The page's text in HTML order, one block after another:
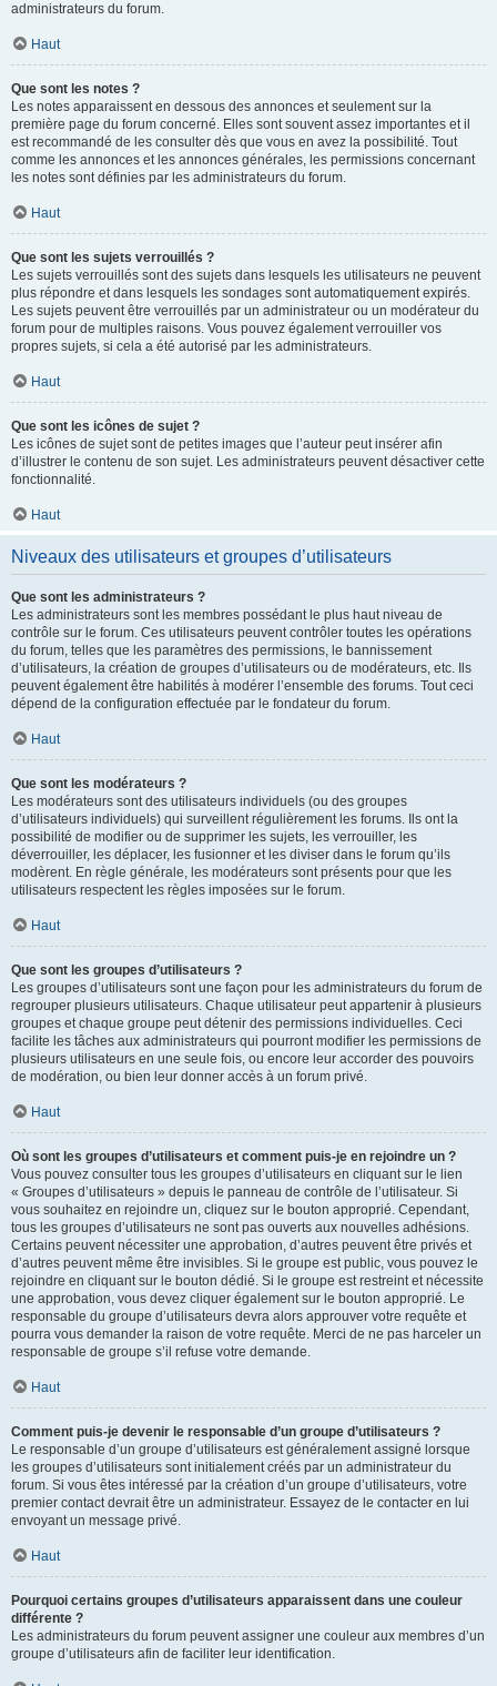
administrateurs du forum.
Haut
Que sont les notes ?
Les notes apparaissent en dessous des annonces et seulement sur la
première page du forum concerné. Elles sont souvent assez importantes et il
est recommandé de les consulter dès que vous en avez la possibilité. Tout
comme les annonces et les annonces générales, les permissions concernant
les notes sont définies par les administrateurs du forum.
Haut
Que sont les sujets verrouillés ?
Les sujets verrouillés sont des sujets dans lesquels les utilisateurs ne peuvent
plus répondre et dans lesquels les sondages sont automatiquement expirés.
Les sujets peuvent être verrouillés par un administrateur ou un modérateur du
forum pour de multiples raisons. Vous pouvez également verrouiller vos
propres sujets, si cela a été autorisé par les administrateurs.
Haut
Que sont les icônes de sujet ?
Les icônes de sujet sont de petites images que l’auteur peut insérer afin
d’illustrer le contenu de son sujet. Les administrateurs peuvent désactiver cette
fonctionnalité.
Haut
Niveaux des utilisateurs et groupes d’utilisateurs
Que sont les administrateurs ?
Les administrateurs sont les membres possédant le plus haut niveau de
contrôle sur le forum. Ces utilisateurs peuvent contrôler toutes les opérations
du forum, telles que les paramètres des permissions, le bannissement
d’utilisateurs, la création de groupes d’utilisateurs ou de modérateurs, etc. Ils
peuvent également être habilités à modérer l’ensemble des forums. Tout ceci
dépend de la configuration effectuée par le fondateur du forum.
Haut
Que sont les modérateurs ?
Les modérateurs sont des utilisateurs individuels (ou des groupes
d’utilisateurs individuels) qui surveillent régulièrement les forums. Ils ont la
possibilité de modifier ou de supprimer les sujets, les verrouiller, les
déverrouiller, les déplacer, les fusionner et les diviser dans le forum qu’ils
modèrent. En règle générale, les modérateurs sont présents pour que les
utilisateurs respectent les règles imposées sur le forum.
Haut
Que sont les groupes d’utilisateurs ?
Les groupes d’utilisateurs sont une façon pour les administrateurs du forum de
regrouper plusieurs utilisateurs. Chaque utilisateur peut appartenir à plusieurs
groupes et chaque groupe peut détenir des permissions individuelles. Ceci
facilite les tâches aux administrateurs qui pourront modifier les permissions de
plusieurs utilisateurs en une seule fois, ou encore leur accorder des pouvoirs
de modération, ou bien leur donner accès à un forum privé.
Haut
Où sont les groupes d’utilisateurs et comment puis-je en rejoindre un ?
Vous pouvez consulter tous les groupes d’utilisateurs en cliquant sur le lien
« Groupes d’utilisateurs » depuis le panneau de contrôle de l’utilisateur. Si
vous souhaitez en rejoindre un, cliquez sur le bouton approprié. Cependant,
tous les groupes d’utilisateurs ne sont pas ouverts aux nouvelles adhésions.
Certains peuvent nécessiter une approbation, d’autres peuvent être privés et
d’autres peuvent même être invisibles. Si le groupe est public, vous pouvez le
rejoindre en cliquant sur le bouton dédié. Si le groupe est restreint et nécessite
une approbation, vous devez cliquer également sur le bouton approprié. Le
responsable du groupe d’utilisateurs devra alors approuver votre requête et
pourra vous demander la raison de votre requête. Merci de ne pas harceler un
responsable de groupe s’il refuse votre demande.
Haut
Comment puis-je devenir le responsable d’un groupe d’utilisateurs ?
Le responsable d’un groupe d’utilisateurs est généralement assigné lorsque
les groupes d’utilisateurs sont initialement créés par un administrateur du
forum. Si vous êtes intéressé par la création d’un groupe d’utilisateurs, votre
premier contact devrait être un administrateur. Essayez de le contacter en lui
envoyant un message privé.
Haut
Pourquoi certains groupes d’utilisateurs apparaissent dans une couleur
différente ?
Les administrateurs du forum peuvent assigner une couleur aux membres d’un
groupe d’utilisateurs afin de faciliter leur identification.